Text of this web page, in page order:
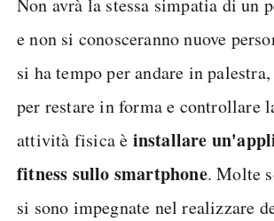
Non avrà la stessa simpatia di un
e non si conosceranno nuove
si ha tempo per andare in
per restare in forma e controllare
attività fisica è installare
fitness sullo smartphone. Molte
si sono impegnate nel realizzare